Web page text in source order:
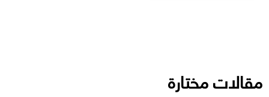
مقالات مختارة